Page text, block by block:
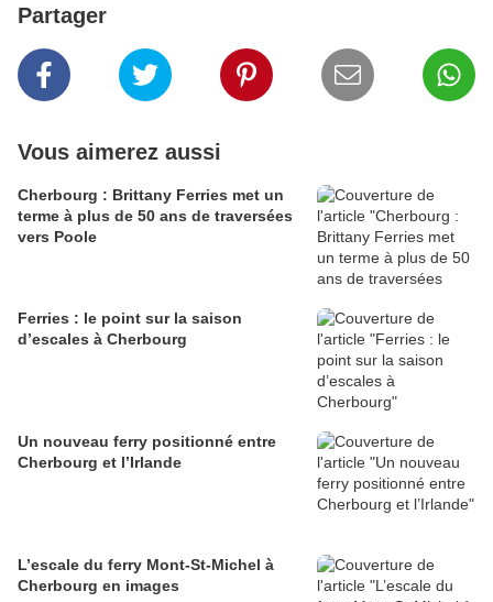
Partager
Vous aimerez aussi
Cherbourg : Brittany Ferries met un
terme à plus de 50 ans de traversées
vers Poole
Ferries : le point sur la saison
d’escales à Cherbourg
Un nouveau ferry positionné entre
Cherbourg et l’Irlande
L’escale du ferry Mont-St-Michel à
Cherbourg en images